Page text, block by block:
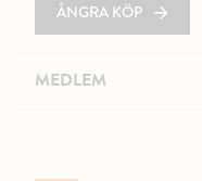
ÅNGRA KÖP
MEDLEM